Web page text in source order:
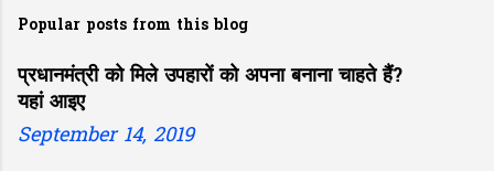
Popular posts from this blog
प्रधानमंत्री को मिले उपहारों को अपना बनाना चाहते हैं?
यहां आइए
September 14, 2019